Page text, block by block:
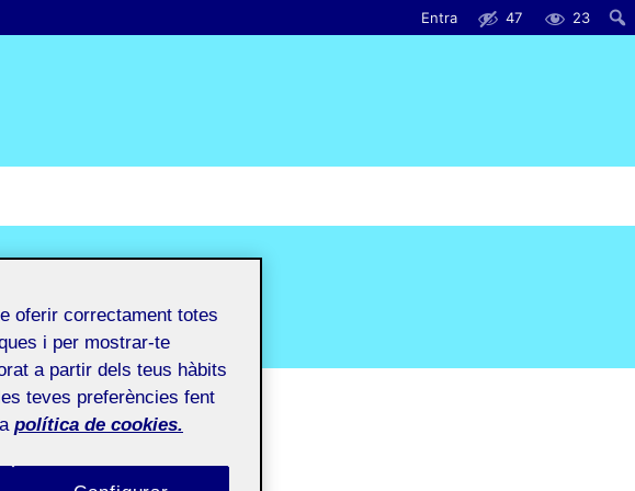
Entra 47 23
oferir correctament totes
i per mostrar-te
a partir dels teus hàbits
teves preferències fent
política de cookies.